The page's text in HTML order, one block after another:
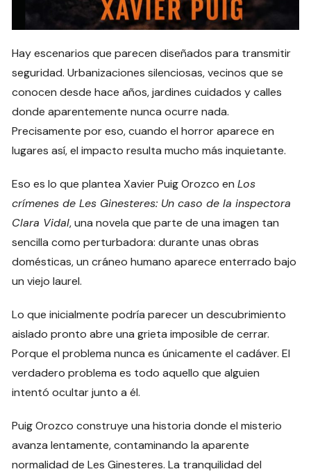
Hay escenarios que parecen diseñados para transmitir
seguridad. Urbanizaciones silenciosas, vecinos que se
conocen desde hace años, jardines cuidados y calles
donde aparentemente nunca ocurre nada.
Precisamente por eso, cuando el horror aparece en
lugares así, el impacto resulta mucho más inquietante.
Eso es lo que plantea Xavier Puig Orozco enLos
crímenes de Les Ginesteres: Un caso de la inspectora
Clara Vidal, una novela que parte de una imagen tan
sencilla como perturbadora: durante unas obras
domésticas, un cráneo humano aparece enterrado bajo
un viejo laurel.
Lo que inicialmente podría parecer un descubrimiento
aislado pronto abre una grieta imposible de cerrar.
Porque el problema nunca es únicamente el cadáver. El
verdadero problema es todo aquello que alguien
intentó ocultar junto a él.
Puig Orozco construye una historia donde el misterio
avanza lentamente, contaminando la aparente
normalidad de Les Ginesteres. La tranquilidad del